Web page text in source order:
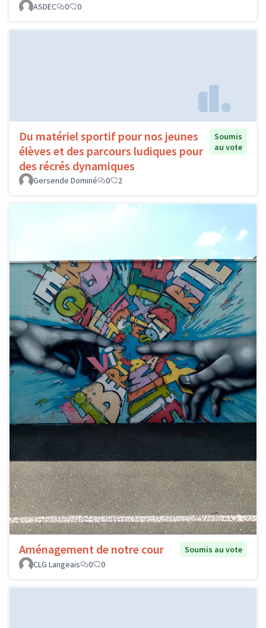
ASDEC
0 0
Du matériel sportif pour nos jeunes
élèves et des parcours ludiques pour
des récrés dynamiques
Soumis
au vote
Gersende Dominé 0 2
Aménagement de notre cour
Soumis au vote
CLG Langeais
0 0